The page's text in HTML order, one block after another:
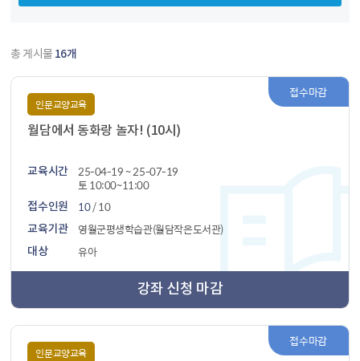
총 게시물 16개
접수마감
인문교양교육
월담에서 동화랑 놀자! (10시)
교육시간
25-04-19 ~ 25-07-19
토 10:00~11:00
접수인원 10/ 10
교육기관 영월군평생학습관(월담작은도서관)
대상 유아
강좌 신청 마감
접수마감
인문교양교육